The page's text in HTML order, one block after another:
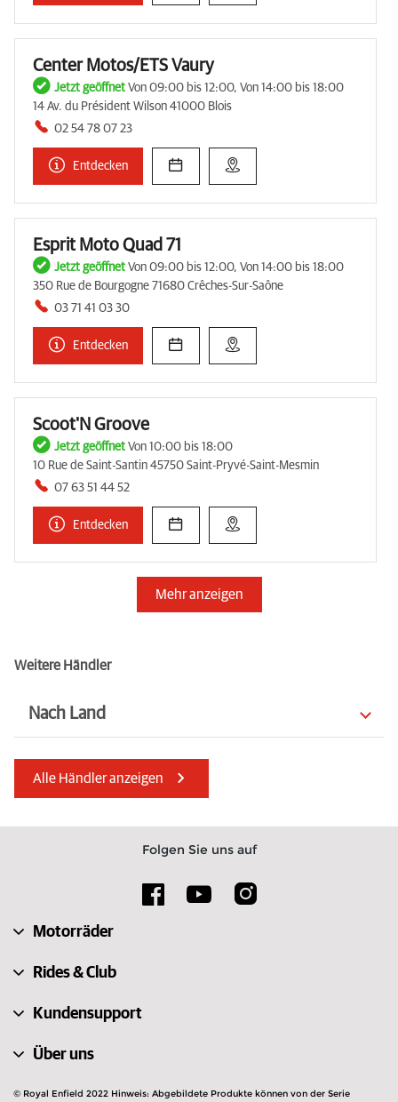
Center Motos/ETS Vaury
Jetzt geöffnet Von 09:00 bis 12:00, Von 14:00 bis 18:00
14 Av. du Président Wilson 41000 Blois
02 54 78 07 23
Entdecken
Esprit Moto Quad 71
Jetzt geöffnet Von 09:00 bis 12:00, Von 14:00 bis 18:00
350 Rue de Bourgogne 71680 Crêches-Sur-Saône
03 71 41 03 30
Entdecken
Scoot'N Groove
Jetzt geöffnet Von 10:00 bis 18:00
10 Rue de Saint-Santin 45750 Saint-Pryvé-Saint-Mesmin
07 63 51 44 52
Entdecken
Mehr anzeigen
Weitere Händler
Nach Land
Marokko
Dänemark
Belgien
Alle Händler anzeigen
Folgen Sie uns auf
Motorräder
Rides & Club
Kundensupport
Über uns
© Royal Enfield 2022 Hinweis: Abgebildete Produkte können von der Serie